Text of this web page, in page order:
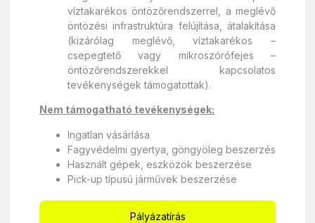
víztakarékos öntözőrendszerrel, a meglévő
öntözési infrastruktúra felújítása, átalakítása
(kizárólag meglévő, víztakarékos –
csepegtető vagy mikroszórófejes –
öntözőrendszerekkel kapcsolatos
tevékenységek támogatottak).
Nem támogatható tevékenységek:
Ingatlan vásárlása
Fagyvédelmi gyertya, göngyöleg beszerzés
Használt gépek, eszközök beszerzése
Pick-up típusú járművek beszerzése
Pályázatírás